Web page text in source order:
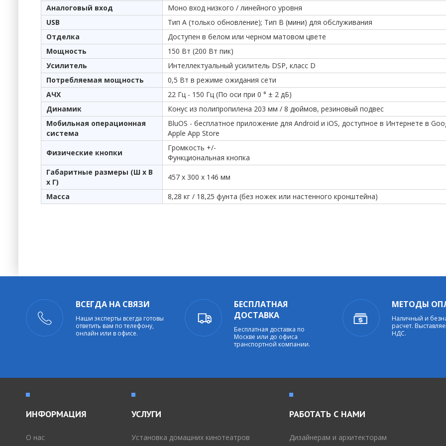
Аналоговый вход
Моно вход низкого / линейного уровня
USB
Тип А (только обновление); Тип B (мини) для обслуживания
Отделка
Доступен в белом или черном матовом цвете
Мощность
150 Вт (200 Вт пик)
Усилитель
Интеллектуальный усилитель DSP, класс D
Потребляемая мощность
0,5 Вт в режиме ожидания сети
АЧХ
22 Гц - 150 Гц (По оси при 0 ° ± 2 дБ)
Динамик
Конус из полипропилена 203 мм / 8 дюймов, резиновый подвес
Мобильная операционная
система
BluOS - бесплатное приложение для Android и iOS, доступное в Интернете в
Apple App Store
Физические кнопки
Громкость +/-
Функциональная кнопка
Габаритные размеры (Ш x В
x Г)
457 x 300 x 146 мм
Масса 8,28 кг / 18,25 фунта (без ножек или настенного кронштейна)
ВСЕГДА НА СВЯЗИ
Наши эксперты всегда готовы
ответить вам по телефону,
онлайн или в офисе.
БЕСПЛАТНАЯ
ДОСТАВКА
Бесплатная доставка по
Москве или до офиса
транспортной компании.
МЕТОДЫ
Наличный и
расчет.
НДС.
ИНФОРМАЦИЯ
O нас
УСЛУГИ
Установка домашних кинотеатров
РАБОТАТЬ С НАМИ
Дизайнерам и архитекторам